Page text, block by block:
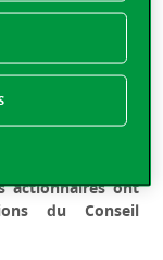
actionnaires
du Conseil
Assemblée
actionnaires ont
du Conseil